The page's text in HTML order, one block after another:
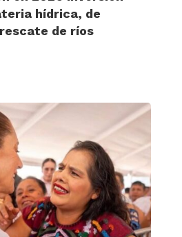
hídrica, de
de ríos